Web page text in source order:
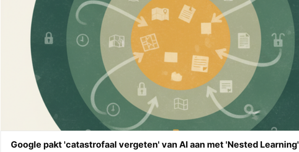
Google pakt 'catastrofaal vergeten' van AI aan met 'Nested Learning'